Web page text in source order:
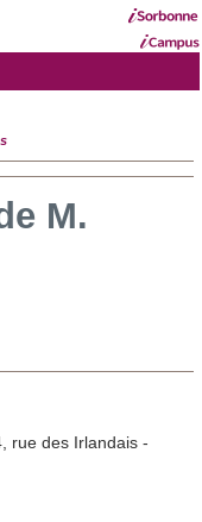
M.
rue des Irlandais -